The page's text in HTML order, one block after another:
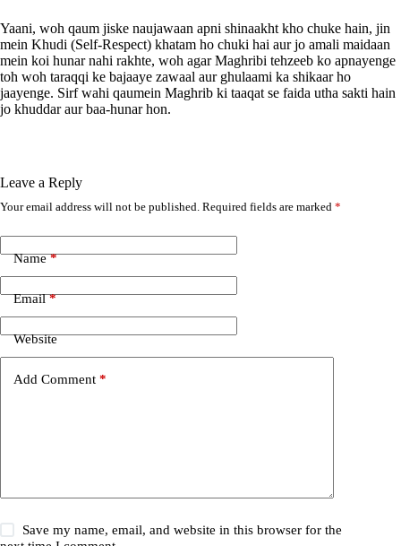
Yaani, woh qaum jiske naujawaan apni shinaakht kho chuke hain, jin
mein Khudi (Self-Respect) khatam ho chuki hai aur jo amali maidaan
mein koi hunar nahi rakhte, woh agar Maghribi tehzeeb ko apnayenge
toh woh taraqqi ke bajaaye zawaal aur ghulaami ka shikaar ho
jaayenge. Sirf wahi qaumein Maghrib ki taaqat se faida utha sakti hain
jo khuddar aur baa-hunar hon.
Leave a Reply
Your email address will not be published. Required fields are marked *
Name*
Email*
Website
Add Comment *
Save my name, email, and website in this browser for the
A
t
e
r
t
i
v